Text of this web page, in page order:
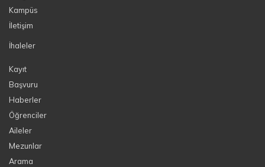
Kampüs
İletişim
İhaleler
Kayıt
Başvuru
Haberler
Öğrenciler
Aileler
Mezunlar
Arama